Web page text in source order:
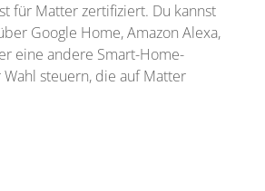
für Matter zertifiziert. Du kannst
Google Home, Amazon Alexa,
eine andere Smart-Home-
steuern, die auf Matter